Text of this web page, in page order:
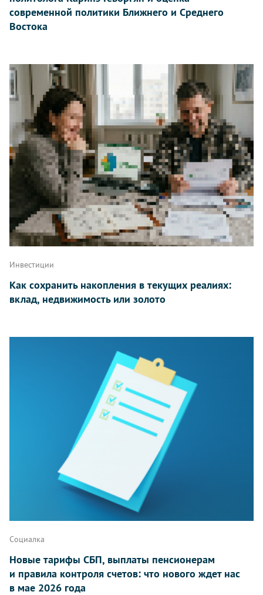
современной политики Ближнего и Среднего
Востока
Инвестиции
Как сохранить накопления в текущих реалиях:
вклад, недвижимость или золото
Социалка
Новые тарифы СБП, выплаты пенсионерам
и правила контроля счетов: что нового ждет нас
в мае 2026 года